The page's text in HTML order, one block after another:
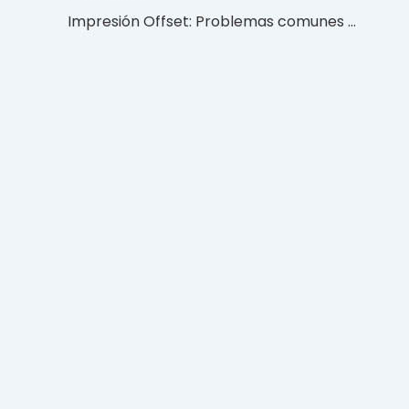
Impresión Offset: Problemas comunes y cómo solucionarlos